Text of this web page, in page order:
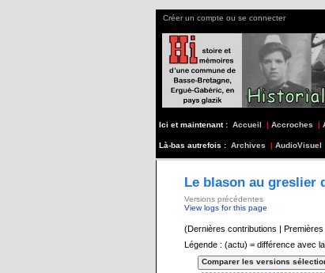
Créer un compte ou se connecter
Ici et maintenant : Accueil | Accroches |
Là-bas autrefois : Archives | AudioVisuel
Le blason au greslier
Versions précédentes
View logs for this page
(Dernières contributions |
Légende : (actu) = différence avec